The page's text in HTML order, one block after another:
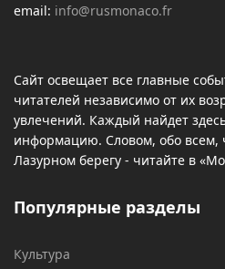
email: info@rusmonaco.fr
Сайт освещает все главные
читателей независимо от их
увлечений. Каждый найдет
информацию. Словом, обо всем,
Лазурном берегу - читайте в
Популярные разделы
Культура